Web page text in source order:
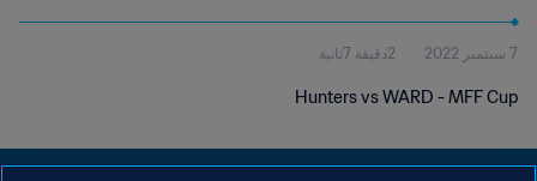
7 سبتمبر 2022 2دقيقة 7ثانية
Hunters vs WARD - MFF Cup